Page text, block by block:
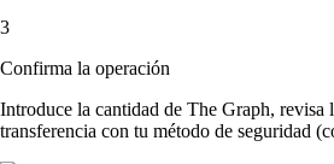
3
Confirma la operación
Introduce la cantidad de The Graph, revisa
transferencia con tu método de seguridad